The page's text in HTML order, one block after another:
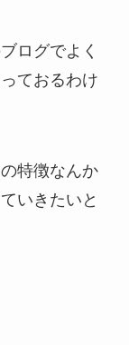
ログでよく
ておるわけ
特徴なんか
いきたいと